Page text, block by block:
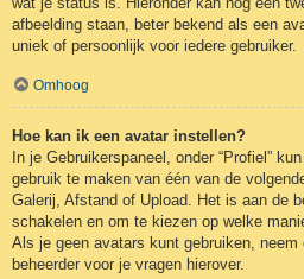
afbeelding staan, beter bekend als een
uniek of persoonlijk voor iedere gebruiker.
Omhoog
Hoe kan ik een avatar instellen?
In je Gebruikerspaneel, onder “Profiel”
gebruik te maken van één van de
Galerij, Afstand of Upload. Het is aan de
schakelen en om te kiezen op welke
Als je geen avatars kunt gebruiken,
beheerder voor je vragen hierover.